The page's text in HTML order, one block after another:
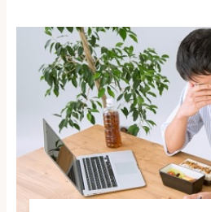
がありま...